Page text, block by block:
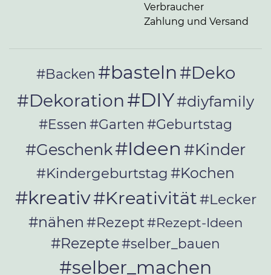
Verbraucher
Zahlung und Versand
#Backen #basteln#Deko
#Dekoration #DIY#diyfamily
#Essen #Garten #Geburtstag
#Geschenk#Ideen #Kinder
#Kindergeburtstag #Kochen
#kreativ#Kreativität#Lecker
#nähen #Rezept#Rezept-Ideen
#Rezepte#selber_bauen
#selber_machen